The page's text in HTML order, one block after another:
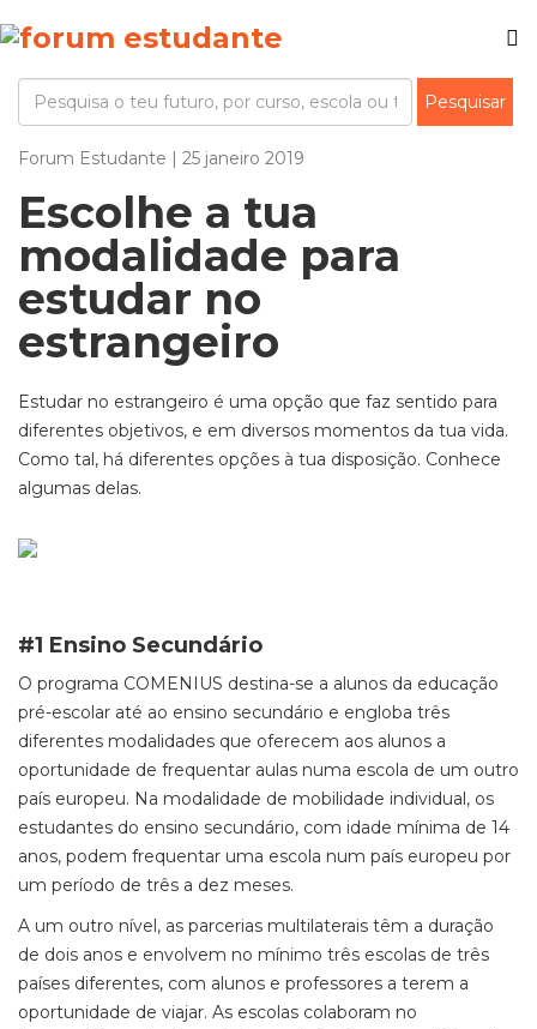
Forum Estudante | 25 janeiro 2019
Escolhe a tua
modalidade para
estudar no
estrangeiro
Estudar no estrangeiro é uma opção que faz sentido para
diferentes objetivos, e em diversos momentos da tua vida.
Como tal, há diferentes opções à tua disposição. Conhece
algumas delas.
#1 Ensino Secundário
O programa COMENIUS destina-se a alunos da educação
pré-escolar até ao ensino secundário e engloba três
diferentes modalidades que oferecem aos alunos a
oportunidade de frequentar aulas numa escola de um outro
país europeu. Na modalidade de mobilidade individual, os
estudantes do ensino secundário, com idade mínima de 14
anos, podem frequentar uma escola num país europeu por
um período de três a dez meses.
A um outro nível, as parcerias multilaterais têm a duração
de dois anos e envolvem no mínimo três escolas de três
países diferentes, com alunos e professores a terem a
oportunidade de viajar. As escolas colaboram no